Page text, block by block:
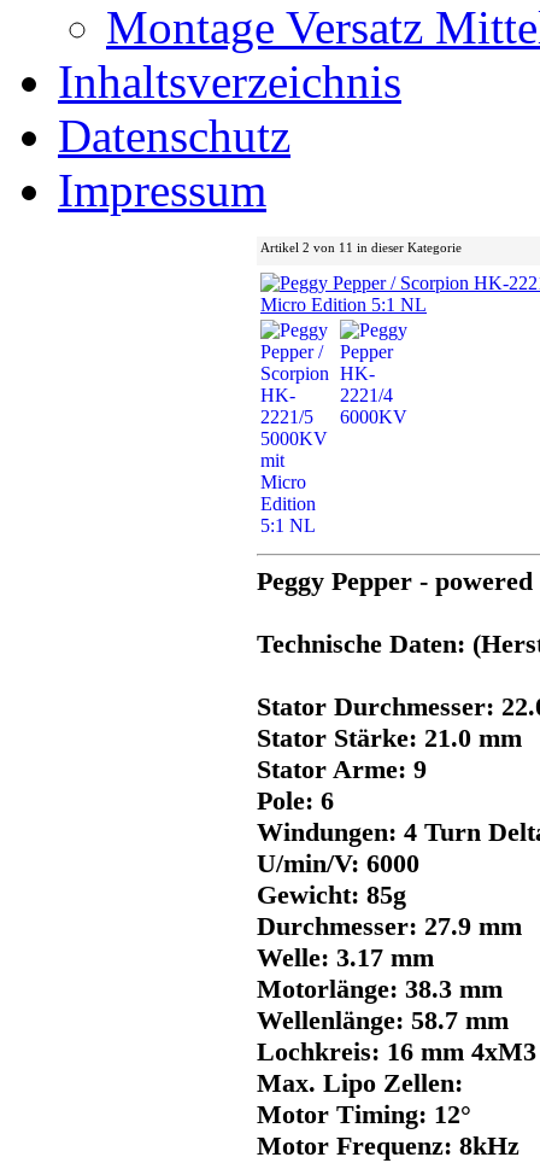
Montage Versatz
Inhaltsverzeichnis
Datenschutz
Impressum
Artikel 2 von 11 in dieser Kategorie
Peggy Pepper -
Technische Daten:
Stator Durchmesser:
Stator Stärke: 21.0 mm
Stator Arme: 9
Pole: 6
Windungen: 4 Turn
U/min/V: 6000
Gewicht: 85g
Durchmesser: 27.9 mm
Welle: 3.17 mm
Motorlänge: 38.3 mm
Wellenlänge: 58.7 mm
Lochkreis: 16 mm 4xM3
Max. Lipo Zellen:
Motor Timing: 12°
Motor Frequenz: 8kHz